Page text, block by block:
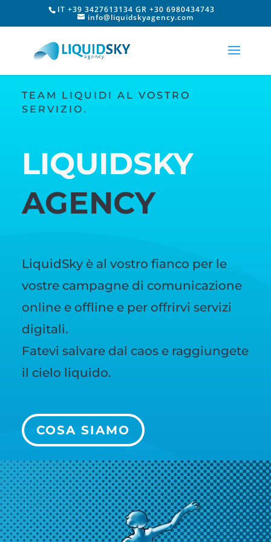
IT +39 3427613134 GR +30 6980434743
info@liquidskyagency.com
TEAM LIQUIDI AL VOSTRO
SERVIZIO.
LIQUIDSKY
AGENCY
LiquidSky è al vostro fianco per le
vostre campagne di comunicazione
online e offline e per offrirvi servizi
digitali.
Fatevi salvare dal caos e raggiungete
il cielo liquido.
COSA SIAMO